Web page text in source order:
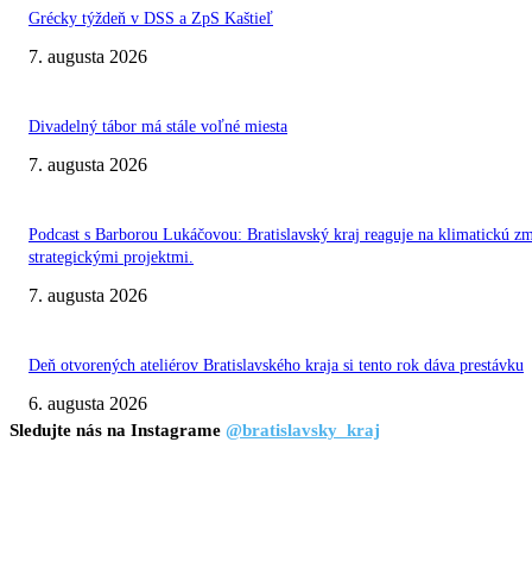
Grécky týždeň v DSS a ZpS Kaštieľ
7. augusta 2026
Divadelný tábor má stále voľné miesta
7. augusta 2026
Podcast s Barborou Lukáčovou: Bratislavský kraj reaguje na klimatickú
strategickými projektmi.
7. augusta 2026
Deň otvorených ateliérov Bratislavského kraja si tento rok dáva prestávku
6. augusta 2026
Sledujte nás na Instagrame @bratislavsky_kraj